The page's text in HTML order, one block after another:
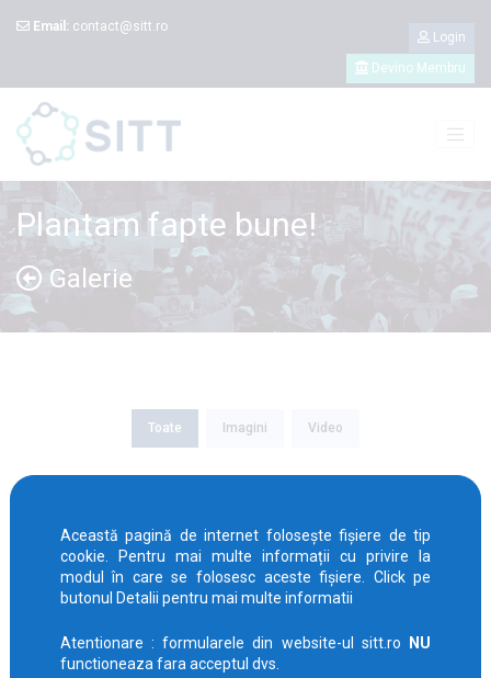
Email: contact@sitt.ro
Login
Devino Membru
Plantam fapte bune!
Galerie
Toate Imagini Video
Această pagină de internet folosește fișiere de tip
cookie. Pentru mai multe informații cu privire la
modul în care se folosesc aceste fișiere. Click pe
butonul Detalii pentru mai multe informatii
Atentionare : formularele din website-ul sitt.ro
NU
functioneaza fara acceptul dvs.